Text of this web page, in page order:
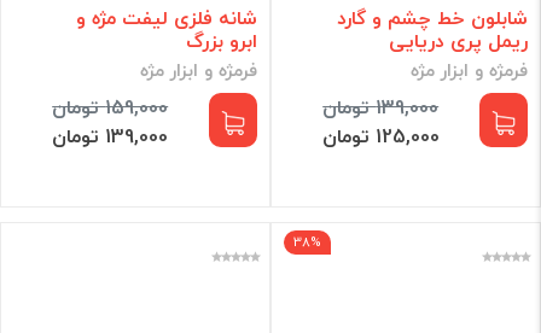
شابلون خط چشم و گارد
ریمل پری دریایی
فرمژه و ابزار مژه
139,000 تومان
125,000 تومان
شانه فلزی لیفت مژه و
ابرو بزرگ
فرمژه و ابزار مژه
159,000 تومان
139,000 تومان
38%